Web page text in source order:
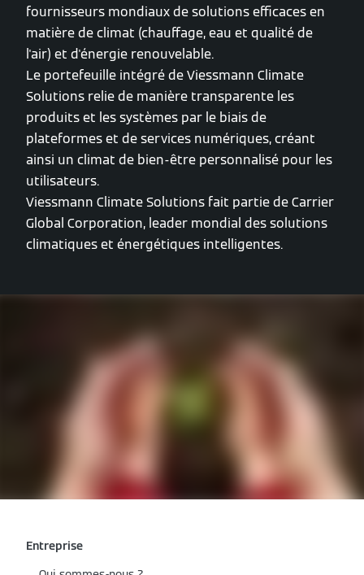
fournisseurs mondiaux de solutions efficaces en
matière de climat (chauffage, eau et qualité de
l'air) et d'énergie renouvelable.
Le portefeuille intégré de Viessmann Climate
Solutions relie de manière transparente les
produits et les systèmes par le biais de
plateformes et de services numériques, créant
ainsi un climat de bien-être personnalisé pour les
utilisateurs.
Viessmann Climate Solutions fait partie de Carrier
Global Corporation, leader mondial des solutions
climatiques et énergétiques intelligentes.
Entreprise